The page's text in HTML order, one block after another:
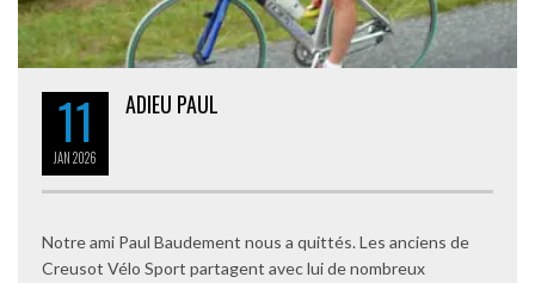
11
JAN2026
ADIEU PAUL
Notre ami Paul Baudement nous a quittés. Les anciens de
Creusot Vélo Sport partagent avec lui de nombreux